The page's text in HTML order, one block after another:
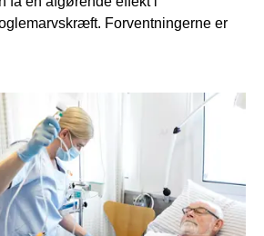
Forventningerne er